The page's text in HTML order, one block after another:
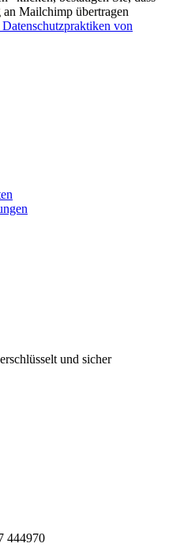
Mailchimp übertragen
von
und sicher
444970